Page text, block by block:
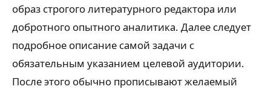
образ строгого литературного редактора или
добротного опытного аналитика. Далее следует
подробное описание самой задачи с
обязательным указанием целевой аудитории.
После этого обычно прописывают желаемый